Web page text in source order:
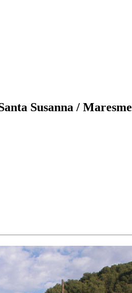
Susanna / Maresme